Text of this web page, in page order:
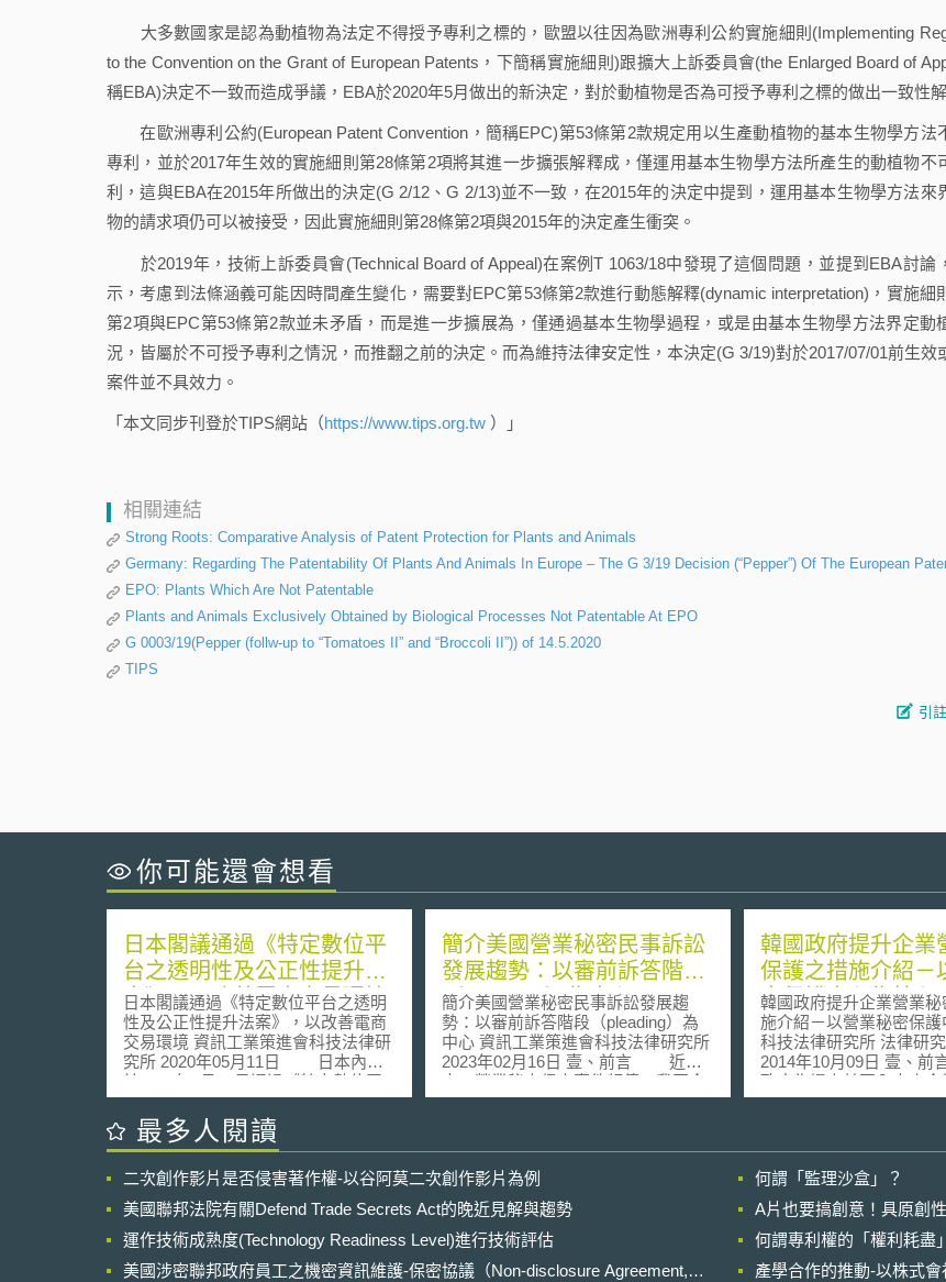
大多數國家是認為動植物為法定不得授予專利之標的，歐盟以往因為歐洲專利公約實施細則(Implementing
to the Convention on the Grant of European Patents，下簡稱實施細則)跟擴大上訴委員會(the Enlarged Board of
稱EBA)決定不一致而造成爭議，EBA於2020年5月做出的新決定，對於動植物是否為可授予專利之標的做出一致性解
在歐洲專利公約(European Patent Convention，簡稱EPC)第53條第2款規定用以生產動植物的基本生物學方法
專利，並於2017年生效的實施細則第28條第2項將其進一步擴張解釋成，僅運用基本生物學方法所產生的動植物不
利，這與EBA在2015年所做出的決定(G 2/12、G 2/13)並不一致，在2015年的決定中提到，運用基本生物學方法來
物的請求項仍可以被接受，因此實施細則第28條第2項與2015年的決定產生衝突。
於2019年，技術上訴委員會(Technical Board of Appeal)在案例T 1063/18中發現了這個問題，並提到EBA討論
示，考慮到法條涵義可能因時間產生變化，需要對EPC第53條第2款進行動態解釋(dynamic interpretation)，實施細
第2項與EPC第53條第2款並未矛盾，而是進一步擴展為，僅通過基本生物學過程，或是由基本生物學方法界定動
況，皆屬於不可授予專利之情況，而推翻之前的決定。而為維持法律安定性，本決定(G 3/19)對於2017/07/01前生效
案件並不具效力。
「本文同步刊登於TIPS網站（https://www.tips.org.tw ）」
相關連結
Strong Roots: Comparative Analysis of Patent Protection for Plants and Animals
Germany: Regarding The Patentability Of Plants And Animals In Europe – The G 3/19 Decision (“Pepper”) Of The European
EPO: Plants Which Are Not Patentable
Plants and Animals Exclusively Obtained by Biological Processes Not Patentable At EPO
G 0003/19(Pepper (follw-up to “Tomatoes II” and “Broccoli II”)) of 14.5.2020
TIPS
引
你可能還會想看
日本閣議通過《特定數位平
台之透明性及公正性提升法
案》，以改善電商交易環境
日本閣議通過《特定數位平台之透明
性及公正性提升法案》，以改善電商
交易環境 資訊工業策進會科技法律研
究所 2020年05月11日 日本內閣
於2020年2月18日通過《特定數位平
台之透明性及公正性提升法案》（特
定デジタルプラットフォームの透明
性及び公正性の向上に関する法律
春季施行[1]。本法案將要求特定數位
平台（Digital Platform）業者公開其
與透過平台供應商品或服務者之間的
契約等各項措施，以提高特定數位平
台的透明性與公正性，透過推動公平
簡介美國營業秘密民事訴訟
發展趨勢：以審前訴答階段
（pleading）為中心
簡介美國營業秘密民事訴訟發展趨
勢：以審前訴答階段（pleading）為
中心 資訊工業策進會科技法律研究所
2023年02月16日 壹、前言 近年
來，營業秘密侵害事件頻傳，我國企
業除在國內提起訴訟外，美國亦為我
Act of 2016, 以下簡稱DTSA），營業
秘密所有人可向聯邦法院尋求民事救
濟，聯邦法院受理的案件量逐年增
加。而美國民事訴訟中對審前程序訴
答階段（pleading）的要求[2]，自美
韓國政府提升企業
保護之措施介紹－
密保護中心為核心
韓國政府提升企業營業秘
施介紹－以營業秘密保護
科技法律研究所 法律研
2014年10月09日 壹、前言 韓國
政府為提高其國內中小企
業因應智財權侵權與紛爭
慧財產權保護政策協商會
論如何提高政府面對專利
作權及營業秘密等智財侵
率，研提各部會配合推動
政策。 韓國檢討企業營業秘密保
最多人閱讀
二次創作影片是否侵害著作權-以谷阿莫二次創作影片為例
何謂「監理沙盒」？
美國聯邦法院有關Defend Trade Secrets Act的晚近見解與趨勢
A片也要搞創意！具原創
運作技術成熟度(Technology Readiness Level)進行技術評估
何謂專利權的「權利耗盡
美國涉密聯邦政府員工之機密資訊維護-保密協議（Non-disclosure Agreement,
產學合作的推動-以株式